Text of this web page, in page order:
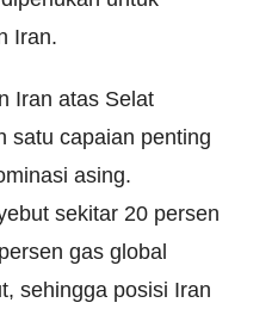
Iran.
Iran atas Selat
satu capaian penting
asing.
sekitar 20 persen
gas global
sehingga posisi Iran